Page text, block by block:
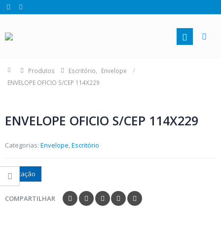
Produtos Escritório
Envelope
ENVELOPE OFICIO S/CEP 114X229
ENVELOPE OFICIO S/CEP 114X229
Categorias: Envelope,Escritório
Cotação
COMPARTILHAR